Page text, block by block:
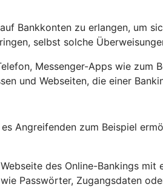
Bankkonten zu erlangen, um
selbst solche
Messenger-Apps wie
und Webseiten, die einer
Angreifenden zum Beispiel
des Online-Bankings
Passwörter, Zugangsdaten